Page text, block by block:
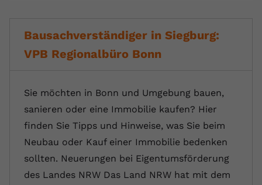
Bausachverständiger in Siegburg:
VPB Regionalbüro Bonn
Sie möchten in Bonn und Umgebung bauen,
sanieren oder eine Immobilie kaufen? Hier
finden Sie Tipps und Hinweise, was Sie beim
Neubau oder Kauf einer Immobilie bedenken
sollten. Neuerungen bei Eigentumsförderung
des Landes NRW Das Land NRW hat mit dem